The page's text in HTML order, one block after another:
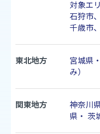
対象エ
石狩市、
千歳市、
東北地方
宮城県
み）
関東地方 神奈川
県 ・ 茨